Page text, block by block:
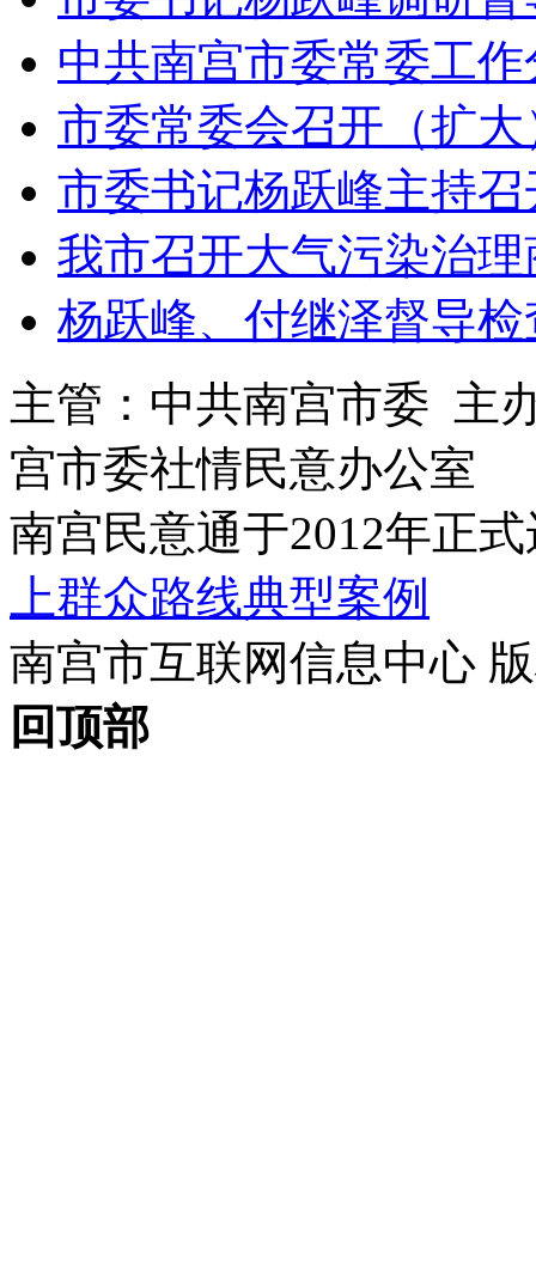
中共南宫市委常委工作
市委常委会召开（扩
市委书记杨跃峰主持
我市召开大气污染治
杨跃峰、付继泽督导
主管：中共南宫市委 主
宫市委社情民意办公室
南宫民意通于2012年正
上群众路线典型案例
南宫市互联网信息中心
回顶部